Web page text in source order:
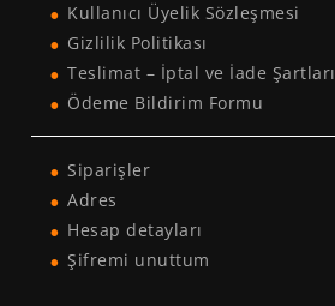
Kullanıcı Üyelik Sözleşmesi
Gizlilik Politikası
Teslimat – İptal ve İade Şartları
Ödeme Bildirim Formu
Siparişler
Adres
Hesap detayları
Şifremi unuttum